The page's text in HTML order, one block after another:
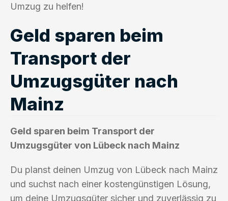
Umzug zu helfen!
Geld sparen beim
Transport der
Umzugsgüter nach
Mainz
Geld sparen beim Transport der
Umzugsgüter von Lübeck nach Mainz
Du planst deinen Umzug von Lübeck nach Mainz
und suchst nach einer kostengünstigen Lösung,
um deine Umzugsgüter sicher und zuverlässig zu